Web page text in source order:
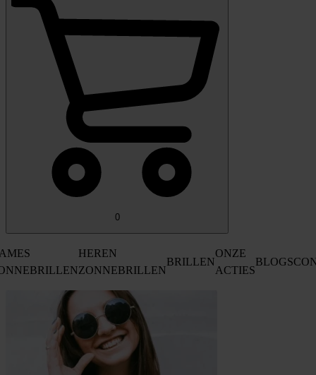
0
HEREN
ZONNEBRILLEN
BRILLEN
ONZE
ACTIES
BLOGS